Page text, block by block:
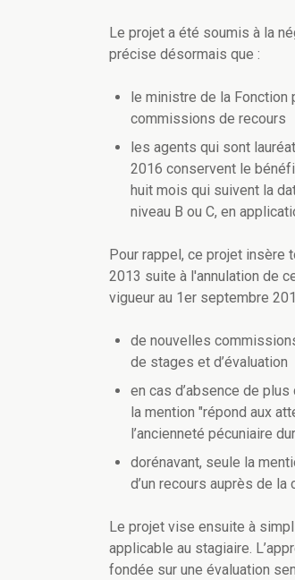
Le projet a été soumis à la
précise désormais que :
le ministre de la Fonction
commissions de recours
les agents qui sont
2016 conservent le
huit mois qui suivent la
niveau B ou C, en
Pour rappel, ce projet
2013 suite à l'annulation de
vigueur au 1er septembre
de nouvelles
de stages et d’évaluation
en cas d’absence de
la mention "répond aux
l’ancienneté pécuniaire
dorénavant, seule la
d’un recours auprès de
Le projet vise ensuite à
applicable au stagiaire.
fondée sur une évaluation